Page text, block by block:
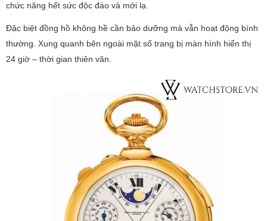
chức năng hết sức độc đáo và mới lạ.
Đặc biệt đồng hồ không hề cần bảo dưỡng mà vẫn hoạt động bình
thường. Xung quanh bên ngoài mặt số trang bị màn hình hiển thị
24 giờ – thời gian thiên văn.